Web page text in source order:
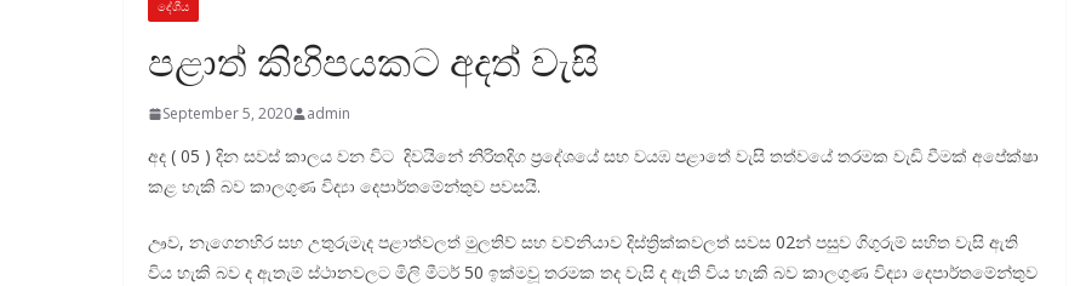
දේශීය
පළාත් කිහිපයකට අදත් වැසි
September 5, 2020 admin
අද ( 05 ) දින සවස් කාලය වන විට දිවයිනේ නිරිතදිග ප‍්‍රදේශයේ සහ වයඹ පළාතේ වැසි තත්වයේ තරමක වැඩි වීමක් අපේක්ෂා
කළ හැකි බව කාලගුණ විද්‍යා දෙපාර්තමේන්තුව පවසයි.
ඌව, නැගෙනහිර සහ උතුරුමැද පළාත්වලත් මුලතිව් සහ වව්නියාව දිස්ත්‍රික්කවලත් සවස 02න් පසුව ගිගුරුම් සහිත වැසි ඇති
විය හැකි බව ද ඇතැම් ස්ථානවලට මිලි මීටර් 50 ඉක්මවූ තරමක තද වැසි ද ඇති විය හැකි බව කාලගුණ විද්‍යා දෙපාර්තමේන්තුව